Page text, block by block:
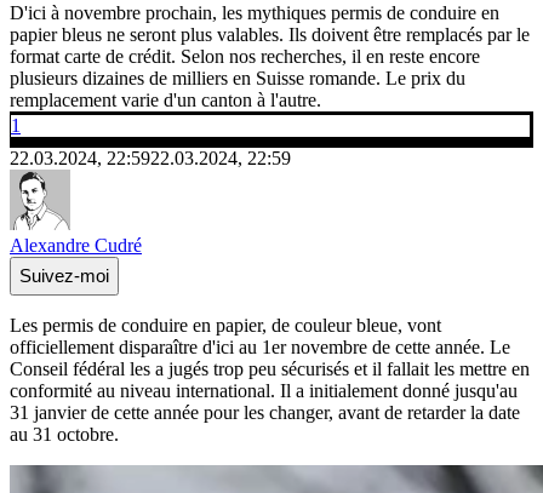
D'ici à novembre prochain, les mythiques permis de conduire en
papier bleus ne seront plus valables. Ils doivent être remplacés par le
format carte de crédit. Selon nos recherches, il en reste encore
plusieurs dizaines de milliers en Suisse romande. Le prix du
remplacement varie d'un canton à l'autre.
1
22.03.2024, 22:5922.03.2024, 22:59
Alexandre Cudré
Suivez-moi
Les permis de conduire en papier, de couleur bleue, vont
officiellement disparaître d'ici au 1er novembre de cette année. Le
Conseil fédéral les a jugés trop peu sécurisés et il fallait les mettre en
conformité au niveau international. Il a initialement donné jusqu'au
31 janvier de cette année pour les changer, avant de retarder la date
au 31 octobre.